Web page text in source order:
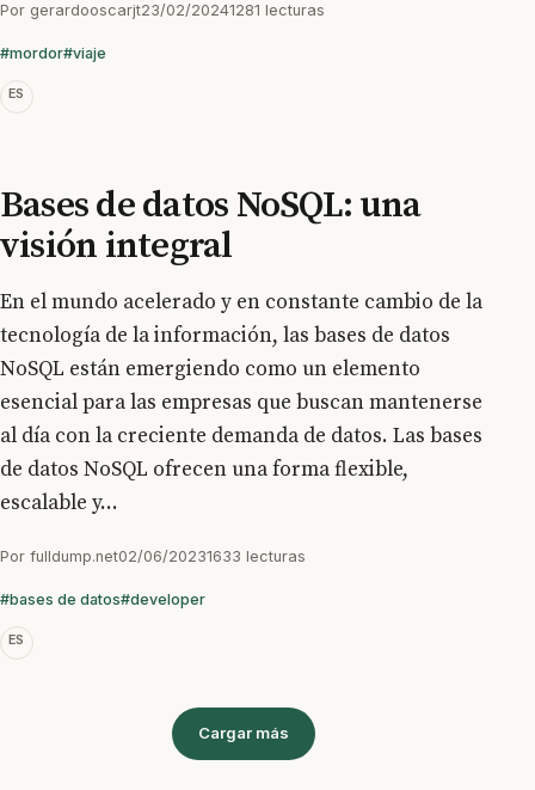
Por gerardooscarjt23/02/20241281 lecturas
#mordor#viaje
ES
Bases de datos NoSQL: una
visión integral
En el mundo acelerado y en constante cambio de la
tecnología de la información, las bases de datos
NoSQL están emergiendo como un elemento
esencial para las empresas que buscan mantenerse
al día con la creciente demanda de datos. Las bases
de datos NoSQL ofrecen una forma flexible,
escalable y...
Por fulldump.net02/06/20231633 lecturas
#bases de datos#developer
ES
Cargar más